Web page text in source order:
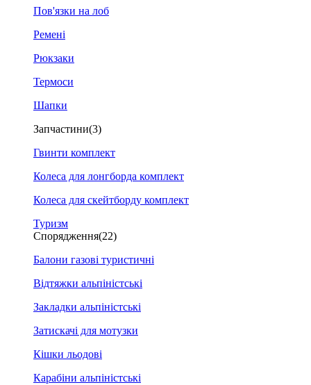
Пов'язки на лоб
Ремені
Рюкзаки
Термоси
Шапки
Запчастини(3)
Гвинти комплект
Колеса для лонгборда комплект
Колеса для скейтборду комплект
Туризм
Спорядження(22)
Балони газові туристичні
Відтяжки альпіністські
Закладки альпіністські
Затискачі для мотузки
Кішки льодові
Карабіни альпіністські